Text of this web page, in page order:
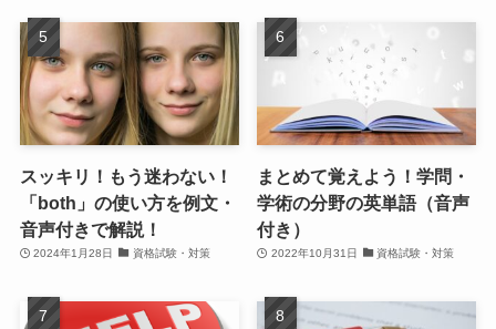
スッキリ！もう迷わない！
「both」の使い方を例文・
音声付きで解説！
2024年1月28日 資格試験・対策
まとめて覚えよう！学問・
学術の分野の英単語（音声
付き）
2022年10月31日 資格試験・対策